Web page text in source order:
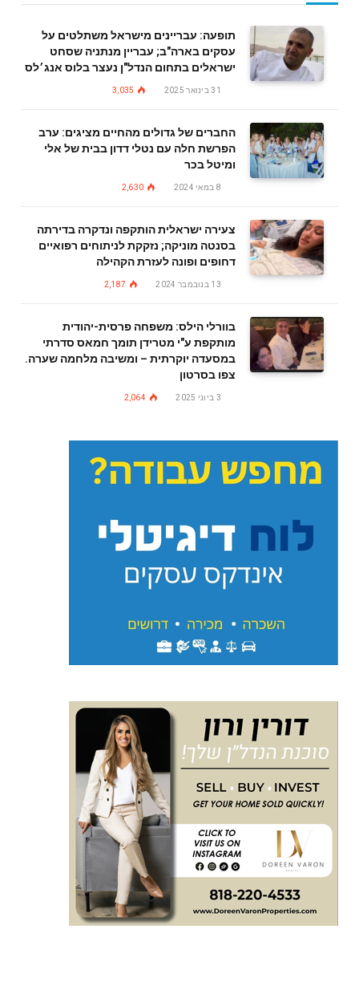
תופעה: עבריינים מישראל משתלטים על
עסקים בארה"ב; עבריין מנתניה שסחט
ישראלים בתחום הנדל"ן נעצר בלוס אנג׳לס
31 בינואר 2025 3,035
החברים של גדולים מהחיים מציגים: ערב
הפרשת חלה עם נטלי דדון בבית של אלי
ומיטל בכר
8 במאי 2024 2,630
צעירה ישראלית הותקפה ונדקרה בדירתה
בסנטה מוניקה; נזקקת לניתוחים רפואיים
דחופים ופונה לעזרת הקהילה
13 בנובמבר 2024 2,187
בוורלי הילס: משפחה פרסית-יהודית
מותקפת ע"י מטרידן תומך חמאס סדרתי
במסעדה יוקרתית – ומשיבה מלחמה שערה.
צפו בסרטון
3 ביוני 2025 2,064